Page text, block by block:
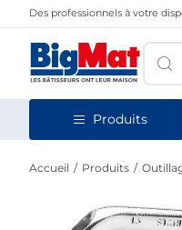
Des professionnels à votre
Produits
Accueil Produits